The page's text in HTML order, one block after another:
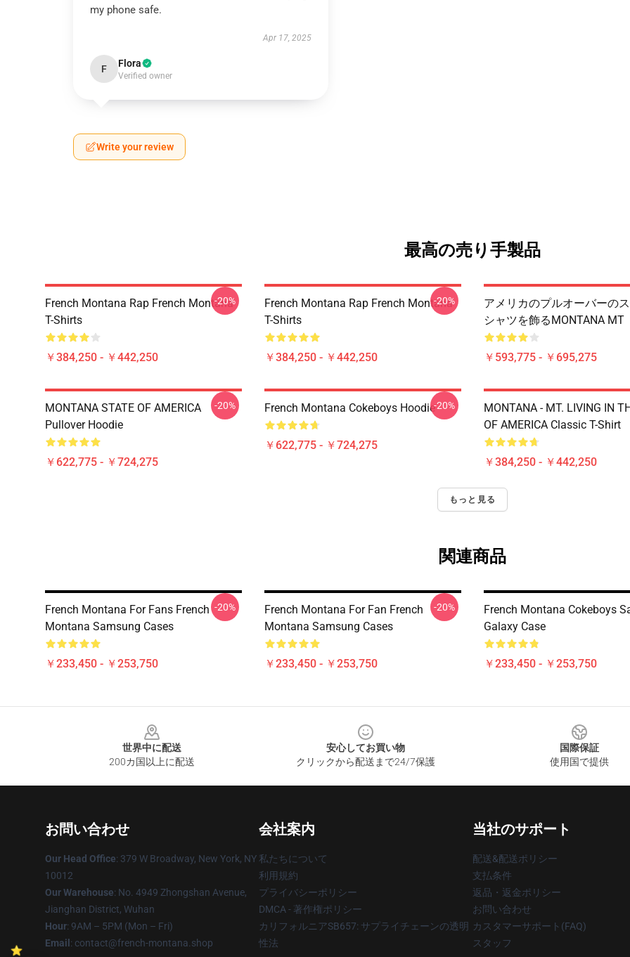
my phone safe.
Apr 17, 2025
F Flora
Verified owner
Write your review
最高の売り手製品
French Montana Rap French Montana
T-Shirts
￥384,250 - ￥442,250
-20%
French Montana Rap French Montana
T-Shirts
￥384,250 - ￥442,250
-20%
アメリカのプルオーバーの
シャツを飾るMONTANA MT
￥593,775 - ￥695,275
MONTANA STATE OF AMERICA
Pullover Hoodie
￥622,775 - ￥724,275
-20% French Montana Cokeboys Hoodie
￥622,775 - ￥724,275
-20%
MONTANA - MT. LIVING IN
OF AMERICA Classic T-Shirt
￥384,250 - ￥442,250
もっと見る
関連商品
French Montana For Fans French
Montana Samsung Cases
￥233,450 - ￥253,750
-20%
French Montana For Fan French
Montana Samsung Cases
￥233,450 - ￥253,750
-20%
French Montana Cokeboys
Galaxy Case
￥233,450 - ￥253,750
世界中に配送
200カ国以上に配送
安心してお買い物
クリックから配送まで24/7保護
国際保証
使用国で提供
お問い合わせ
Our Head Office: 379 W Broadway, New York, NY
10012
Our Warehouse: No. 4949 Zhongshan Avenue,
Jianghan District, Wuhan
Hour: 9AM – 5PM (Mon – Fri)
Email : contact@french-montana.shop
会社案内
私たちについて
利用規約
プライバシーポリシー
DMCA - 著作権ポリシー
カリフォルニアSB657: サプライチェーンの透明
性法
当社のサポート
配送&配送ポリシー
支払条件
返品・返金ポリシー
お問い合わせ
カスタマーサポート(FAQ)
スタッフ